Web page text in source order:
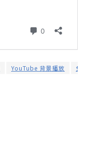
YouTube 背景播放 免